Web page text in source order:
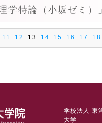
学特論（小坂ゼミ）
11 12 13 14 15 16 17 18
学校法人 東
大学